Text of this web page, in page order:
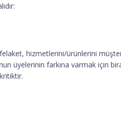
hizmetlerini/ürünlerini
üyelerinin farkına varmak için